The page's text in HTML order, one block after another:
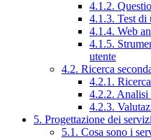
4.1.2.
4.1.3. Test di
4.1.4. Web
4.1.5.
utente
4.2. Ricerca
4.2.1.
4.2.2. Analisi
4.2.3.
5. Progettazione dei servizi
5.1. Cosa sono i